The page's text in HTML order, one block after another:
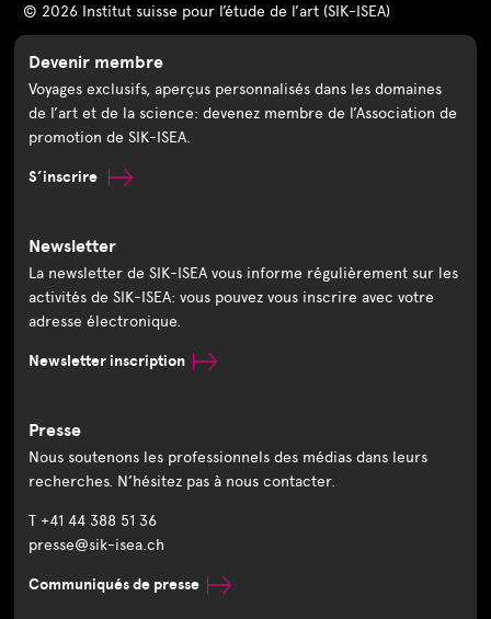
© 2026 Institut suisse pour l’étude de l’art (SIK-ISEA)
Devenir membre
Voyages exclusifs, aperçus personnalisés dans les domaines
de l’art et de la science: devenez membre de l’Association de
promotion de SIK-ISEA.
S’inscrire
Newsletter
La newsletter de SIK-ISEA vous informe régulièrement sur les
activités de SIK-ISEA: vous pouvez vous inscrire avec votre
adresse électronique.
Newsletter inscription
Presse
Nous soutenons les professionnels des médias dans leurs
recherches. N’hésitez pas à nous contacter.
T +41 44 388 51 36
presse@sik-isea.ch
Communiqués de presse